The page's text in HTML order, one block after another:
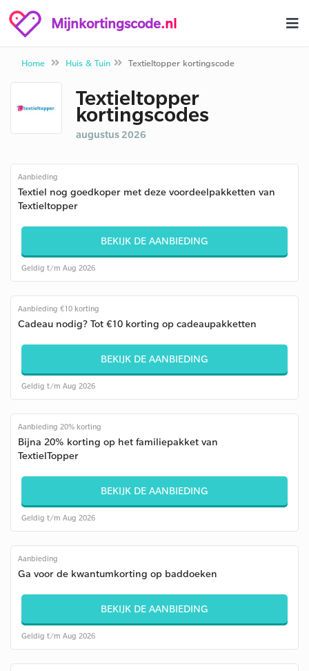
Mijnkortingscode.nl
Home Huis & Tuin Textieltopper kortingscode
Textieltopper
kortingscodes
augustus 2026
Aanbieding
Textiel nog goedkoper met deze voordeelpakketten van
Textieltopper
BEKIJK DE AANBIEDING
Geldig t/m Aug 2026
Aanbieding €10 korting
Cadeau nodig? Tot €10 korting op cadeaupakketten
BEKIJK DE AANBIEDING
Geldig t/m Aug 2026
Aanbieding 20% korting
Bijna 20% korting op het familiepakket van
TextielTopper
BEKIJK DE AANBIEDING
Geldig t/m Aug 2026
Aanbieding
Ga voor de kwantumkorting op baddoeken
BEKIJK DE AANBIEDING
Geldig t/m Aug 2026